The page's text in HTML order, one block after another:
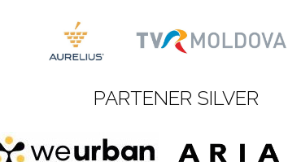
PARTENER SILVER